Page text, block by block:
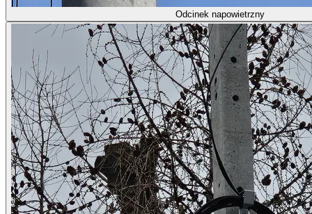
Odcinek napowietrzny